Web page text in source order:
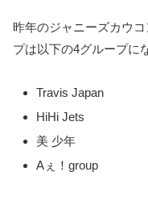
昨年のジャニーズカウ
プは以下の4グループに
Travis Japan
HiHi Jets
美 少年
Aぇ！group